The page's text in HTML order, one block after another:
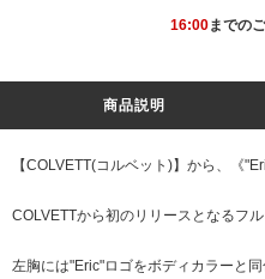
16:00までの
商品説明
【COLVETT(コルベット)】から、《
COLVETTから初のリリースとなるフ
左胸には"Eric"ロゴをボディカラーと同